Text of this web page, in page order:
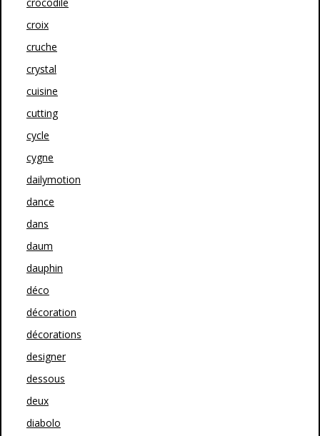
croix
cruche
crystal
cuisine
cutting
cycle
cygne
dailymotion
dance
dans
daum
dauphin
déco
décoration
décorations
designer
dessous
deux
diabolo